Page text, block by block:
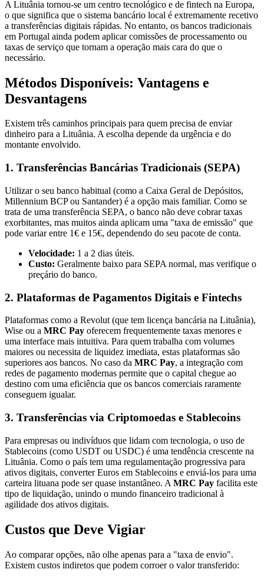
A Lituânia tornou-se um centro tecnológico e de fintech na Europa,
o que significa que o sistema bancário local é extremamente recetivo
a transferências digitais rápidas. No entanto, os bancos tradicionais
em Portugal ainda podem aplicar comissões de processamento ou
taxas de serviço que tornam a operação mais cara do que o
necessário.
Métodos Disponíveis: Vantagens e
Desvantagens
Existem três caminhos principais para quem precisa de enviar
dinheiro para a Lituânia. A escolha depende da urgência e do
montante envolvido.
1. Transferências Bancárias Tradicionais (SEPA)
Utilizar o seu banco habitual (como a Caixa Geral de Depósitos,
Millennium BCP ou Santander) é a opção mais familiar. Como se
trata de uma transferência SEPA, o banco não deve cobrar taxas
exorbitantes, mas muitos ainda aplicam uma "taxa de emissão" que
pode variar entre 1€ e 15€, dependendo do seu pacote de conta.
Velocidade: 1 a 2 dias úteis.
Custo: Geralmente baixo para SEPA normal, mas verifique o
preçário do banco.
2. Plataformas de Pagamentos Digitais e Fintechs
Plataformas como a Revolut (que tem licença bancária na Lituânia),
Wise ou a MRC Pay oferecem frequentemente taxas menores e
uma interface mais intuitiva. Para quem trabalha com volumes
maiores ou necessita de liquidez imediata, estas plataformas são
superiores aos bancos. No caso da MRC Pay, a integração com
redes de pagamento modernas permite que o capital chegue ao
destino com uma eficiência que os bancos comerciais raramente
conseguem igualar.
3. Transferências via Criptomoedas e Stablecoins
Para empresas ou indivíduos que lidam com tecnologia, o uso de
Stablecoins (como USDT ou USDC) é uma tendência crescente na
Lituânia. Como o país tem uma regulamentação progressiva para
ativos digitais, converter Euros em Stablecoins e enviá-los para uma
carteira lituana pode ser quase instantâneo. A MRC Pay facilita este
tipo de liquidação, unindo o mundo financeiro tradicional à
agilidade dos ativos digitais.
Custos que Deve Vigiar
Ao comparar opções, não olhe apenas para a "taxa de envio".
Existem custos indiretos que podem corroer o valor transferido: